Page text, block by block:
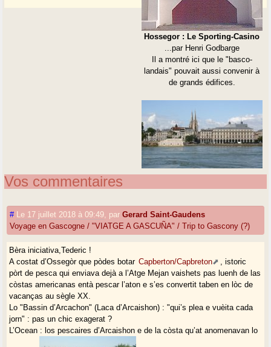
Hossegor : Le Sporting-Casino
...par Henri Godbarge
Il a montré ici que le "basco-
landais" pouvait aussi convenir à
de grands édifices.
Vos commentaires
# Le 17 juillet 2018 à 09:49, parGerard Saint-Gaudens
Voyage en Gascogne / "VIATGE A GASCUÑA" / Trip to Gascony (?)
Bèra iniciativa,Tederic !
A costat d’Ossegòr que pòdes botar Capberton/Capbreton
, istoric
pòrt de pesca qui enviava dejà a l’Atge Mejan vaishets pas luenh de las
còstas americanas entà pescar l’aton e s’es convertit taben en lòc de
vacanças au sègle XX.
Lo "Bassin d’Arcachon" (Laca d’Arcaishon) : "qui’s plea e vuèita cada
jorn" : pas un chic exagerat ?
L’Ocean : los pescaires d’Arcaishon e de la còsta qu’at anomenavan lo